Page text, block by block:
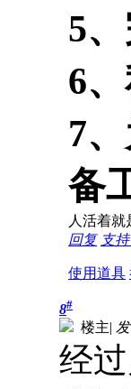
5
6
7
备
人活着就
回复 支持
使用道具
8#
楼主|
经